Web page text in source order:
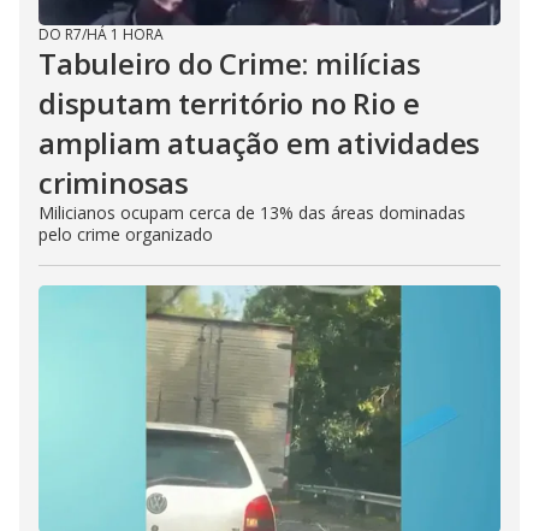
DO R7/HÁ 1 HORA
Tabuleiro do Crime: milícias
disputam território no Rio e
ampliam atuação em atividades
criminosas
Milicianos ocupam cerca de 13% das áreas dominadas
pelo crime organizado